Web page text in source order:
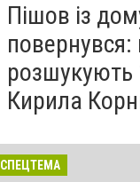
Пішов із
повернувся:
розшукують
Кирила
СПЕЦТЕМА